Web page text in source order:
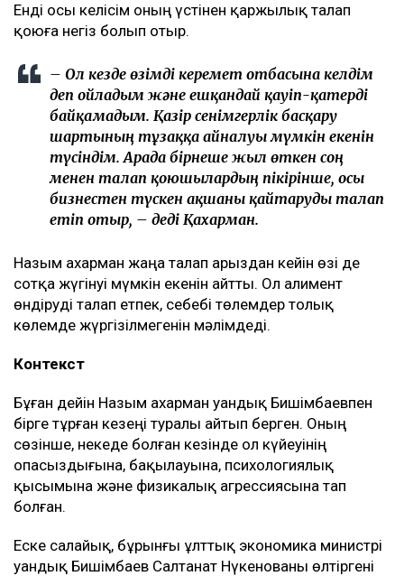
Енді осы келісім оның үстінен қаржылық талап
қоюға негіз болып отыр.
– Ол кезде өзімді керемет отбасына келдім
деп ойладым және ешқандай қауіп-қатерді
байқамадым. Қазір сенімгерлік басқару
шартының тұзаққа айналуы мүмкін екенін
түсіндім. Арада бірнеше жыл өткен соң
менен талап қоюшылардың пікірінше, осы
бизнестен түскен ақшаны қайтаруды талап
етіп отыр, – деді Қахарман.
Назым Қахарман жаңа талап арыздан кейін өзі де
сотқа жүгінуі мүмкін екенін айтты. Ол алимент
өндіруді талап етпек, себебі төлемдер толық
көлемде жүргізілмегенін мәлімдеді.
Контекст
Бұған дейін Назым Қахарман Қуандық Бишімбаевпен
бірге тұрған кезеңі туралы айтып берген. Оның
сөзінше, некеде болған кезінде ол күйеуінің
опасыздығына, бақылауына, психологиялық
қысымына және физикалық агрессиясына тап
болған.
Еске салайық, бұрынғы ұлттық экономика министрі
Қуандық Бишімбаев Салтанат Нүкенованы өлтіргені